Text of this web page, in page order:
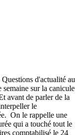
d'actualité au
semaine sur la canicule
avant de parler de la
le
On le rappelle une
qui a touché tout le
comptabilisé le 24